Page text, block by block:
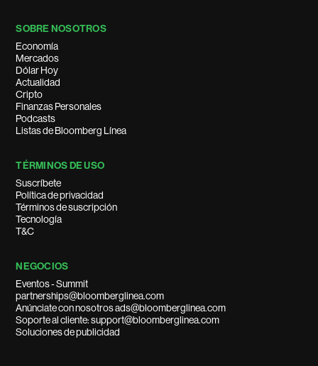
SOBRE NOSOTROS
Economía
Mercados
Dólar Hoy
Actualidad
Cripto
Finanzas Personales
Podcasts
Listas de Bloomberg Línea
TÉRMINOS DE USO
Suscríbete
Política de privacidad
Términos de suscripción
Tecnología
T&C
NEGOCIOS
Eventos - Summit
partnerships@bloomberglinea.com
Anúnciate con nosotros ads@bloomberglinea.com
Soporte al cliente: support@bloomberglinea.com
Soluciones de publicidad